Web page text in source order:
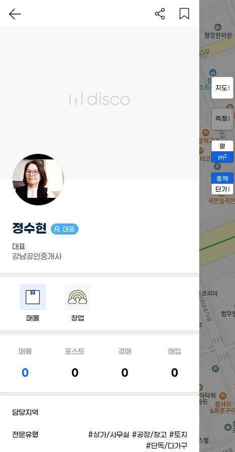
지도
측정
평
m2
총액
단가
정수현 대표
대표
강남공인중개사
매물 창업
매물
0
포스트
0
경매
0
매입
0
담당지역
전문유형 #토지
#공장/창고
#상가/사무실
#단독/다가구